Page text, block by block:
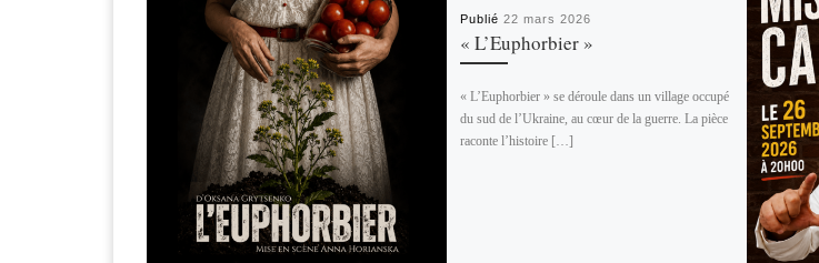
Publié22 mars 2026
« L’Euphorbier »
« L’Euphorbier » se déroule dans un village occupé
du sud de l’Ukraine, au cœur de la guerre. La pièce
raconte l’histoire […]